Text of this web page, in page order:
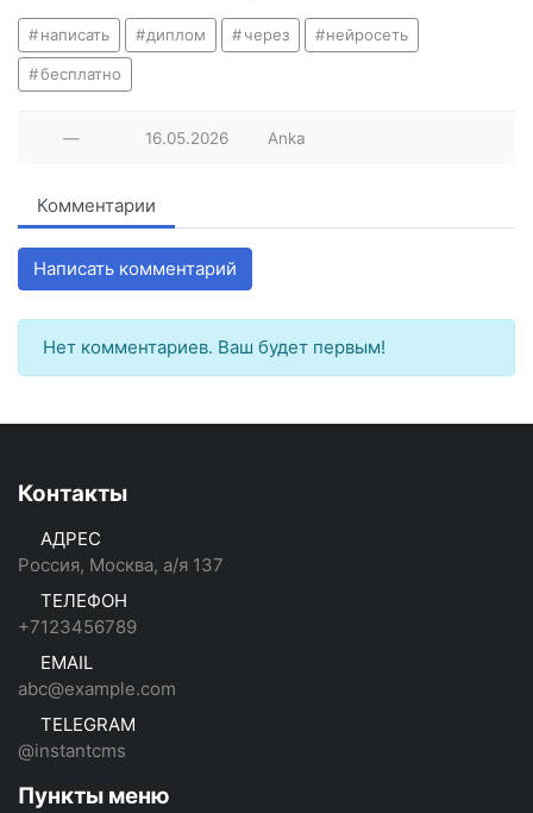
написать диплом через нейросеть
бесплатно
— 16.05.2026 Anka
Комментарии
Написать комментарий
Нет комментариев. Ваш будет первым!
Контакты
АДРЕС
Россия, Москва, а/я 137
ТЕЛЕФОН
+7123456789
EMAIL
abc@example.com
TELEGRAM
@instantcms
Пункты меню